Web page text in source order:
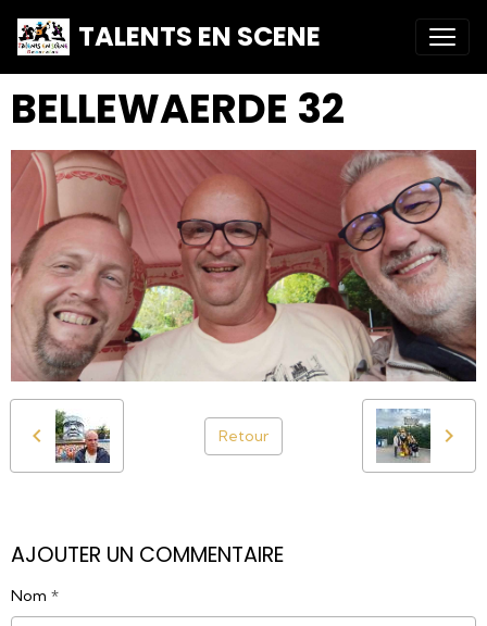
TALENTS EN SCENE
BELLEWAERDE 32
Retour
AJOUTER UN COMMENTAIRE
Nom